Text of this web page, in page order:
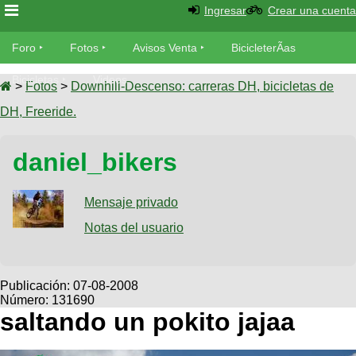
Foro
Foro
TÃ©cnica
Fotos
tu foto
Galeria
XC
Viajes
Descenso
SUBÃ
tu
Buscar
Ultimos
Fotos
BicicleterÃ­
as
Bicicletas
Tandem
Videos
Cicloturismo
Ingresar Crear una cuenta
Foro Fotos Avisos Venta BicicleterÃ­as
Bicicletas Videos
> Fotos > Downhill-Descenso: carreras DH, bicicletas de
DH, Freeride.
daniel_bikers
Mensaje privado
Notas del usuario
Publicación: 07-08-2008
Número: 131690
saltando un pokito jajaa